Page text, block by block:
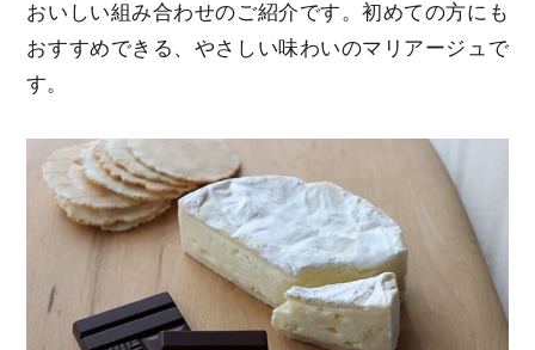
おいしい組み合わせのご紹介です。初めての方にも
おすすめできる、やさしい味わいのマリアージュで
す。